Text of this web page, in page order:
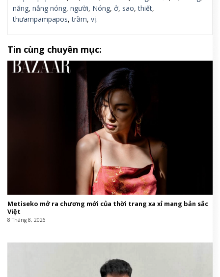
năng, nắng nóng, người, Nóng, ở, sao,thiết,
thưampampapos,trầm, vị.
Tin cùng chuyên mục:
Metiseko mở ra chương mới của thời trang xa xỉ mang bản sắc
Việt
8 Tháng 8, 2026